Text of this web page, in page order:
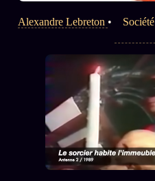
Alexandre Lebreton • Société